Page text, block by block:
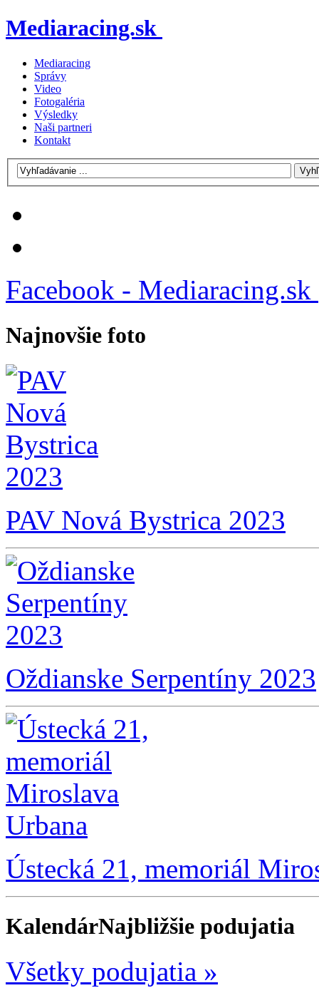
Mediaracing.sk
Mediaracing
Správy
Video
Fotogaléria
Výsledky
Naši partneri
Kontakt
Facebook - Mediaracing.sk
Najnovšie foto
PAV Nová Bystrica 2023
Oždianske Serpentíny 2023
Ústecká 21, memoriál
KalendárNajbližšie podujatia
Všetky podujatia »